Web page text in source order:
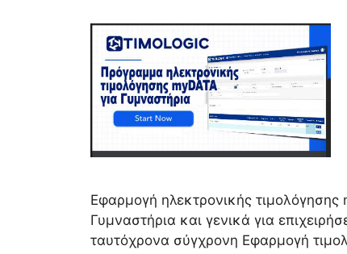
Εφαρμογή ηλεκτρονικής τιμολόγησης
Γυμναστήρια και γενικά για
ταυτόχρονα σύγχρονη Εφαρμογή